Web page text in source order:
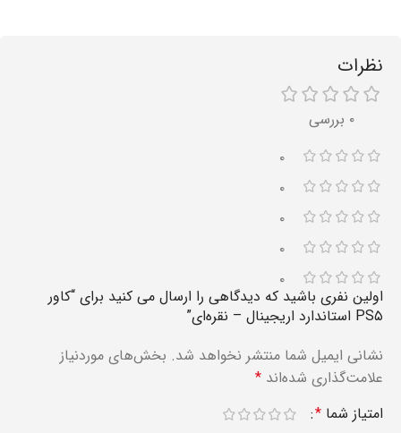
نظرات
۰ بررسی
۰
۰
۰
۰
۰
اولین نفری باشید که دیدگاهی را ارسال می کنید برای “کاور
PS۵ استاندارد اریجینال – نقره‌ای”
نشانی ایمیل شما منتشر نخواهد شد. بخش‌های موردنیاز
علامت‌گذاری شده‌اند *
امتیاز شما *